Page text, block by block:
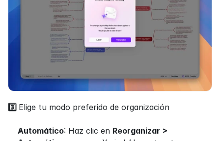
3️⃣ Elige tu modo preferido de organización
Automático: Haz clic en Reorganizar >